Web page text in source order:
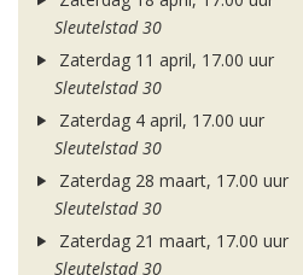
Sleutelstad 30
Zaterdag 11 april, 17.00 uur
Sleutelstad 30
Zaterdag 4 april, 17.00 uur
Sleutelstad 30
Zaterdag 28 maart, 17.00 uur
Sleutelstad 30
Zaterdag 21 maart, 17.00 uur
Sleutelstad 30